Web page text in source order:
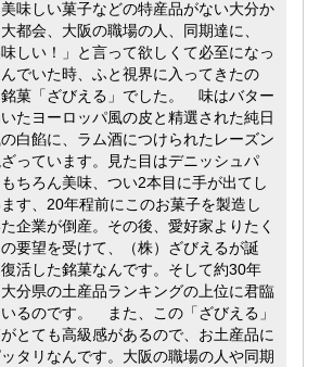
味しい菓子などの特産品がない大分か
都会、大阪の職場の人、同期達に、
味しい！」と言って欲しくて必至になっ
でいた時、ふと視界に入ってきたの
菓「ざびえる」でした。 味はバター
たヨーロッパ風の皮と精選された純日
白餡に、ラム酒につけられたレーズン
っています。見た目はデニッシュパ
ちろん美味、つい2本目に手が出てし
ます、20年程前にこのお菓子を製造し
企業が倒産。その後、愛好家よりたく
要望を受けて、（株）ざびえるが誕
活した銘菓なんです。そして約30年
分県の土産品ランキングの上位に君臨
いるのです。 また、この「ざびえる」
とても高級感があるので、お土産品に
タリなんです。大阪の職場の人や同期